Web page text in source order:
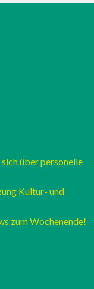
über personelle
Kultur- und
zum Wochenende!